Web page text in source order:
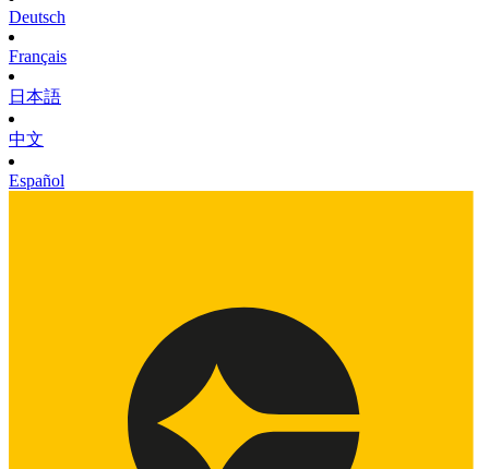
Deutsch
Français
日本語
中文
Español